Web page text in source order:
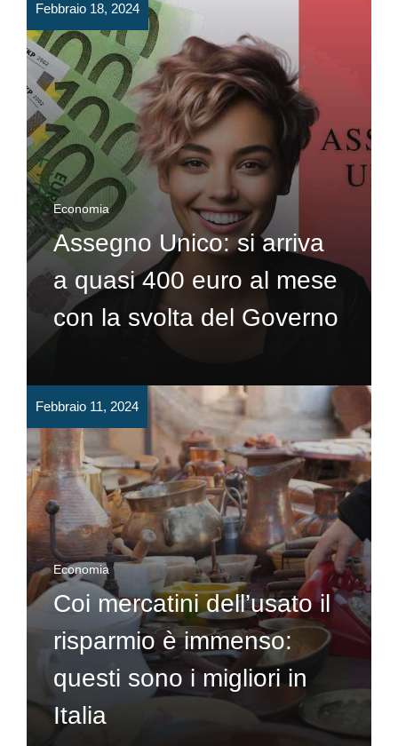
Febbraio 18, 2024
Economia
Assegno Unico: si arriva
a quasi 400 euro al mese
con la svolta del Governo
Febbraio 11, 2024
Economia
Coi mercatini dell’usato il
risparmio è immenso:
questi sono i migliori in
Italia